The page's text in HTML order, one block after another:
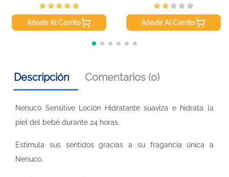
Añadir Al Carrito Añadir Al Carrito
Descripción Comentarios (0)
Nenuco Sensitive Loción Hidratante suaviza e hidrata la
piel del bebé durante 24 horas.
Estimula sus sentidos gracias a su fragancia única a
Nenuco.